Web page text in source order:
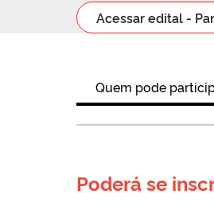
Acessar edital -
Quem pode
Poderá se